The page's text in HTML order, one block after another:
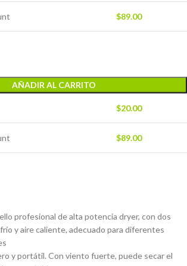
$89.00
AÑADIR AL CARRITO
$20.00
$89.00
profesional de alta potencia dryer, con dos
y aire caliente, adecuado para diferentes
y portátil. Con viento fuerte, puede secar el